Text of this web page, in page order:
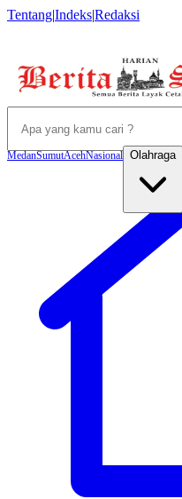
Tentang|Indeks|Redaksi
MedanSumutAcehNasional Olahraga